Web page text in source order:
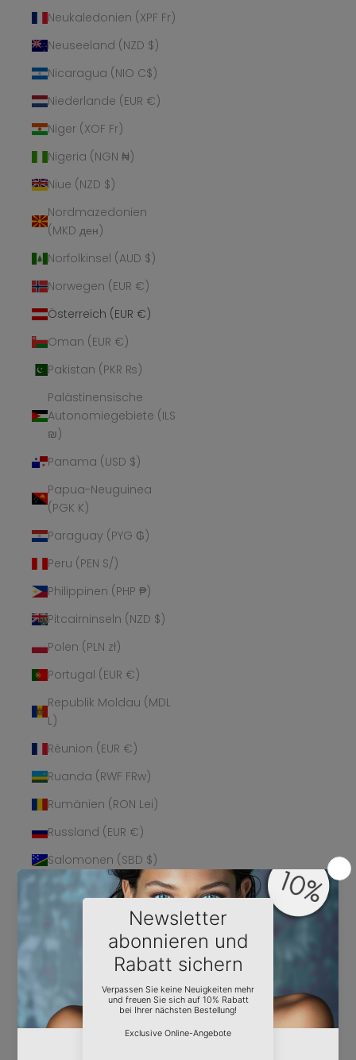
Neukaledonien (XPF Fr)
Neuseeland (NZD $)
Nicaragua (NIO C$)
Niederlande (EUR €)
Niger (XOF Fr)
Nigeria (NGN ₦)
Niue (NZD $)
Nordmazedonien
(MKD ден)
Norfolkinsel (AUD $)
Norwegen (EUR €)
Österreich (EUR €)
Oman (EUR €)
Pakistan (PKR ₨)
Palästinensische
Autonomiegebiete (ILS
₪)
Panama (USD $)
Papua-Neuguinea
(PGK K)
Paraguay (PYG ₲)
Peru (PEN S/)
Philippinen (PHP ₱)
Pitcairninseln (NZD $)
Polen (PLN zł)
Portugal (EUR €)
Republik Moldau (MDL
L)
Réunion (EUR €)
Ruanda (RWF FRw)
Rumänien (RON Lei)
Russland (EUR €)
Salomonen (SBD $)
Sambia (EUR €)
Samoa (WST T)
San Marino (EUR €)
São Tomé und
Príncipe (STD Db)
Saudi-Arabien (SAR